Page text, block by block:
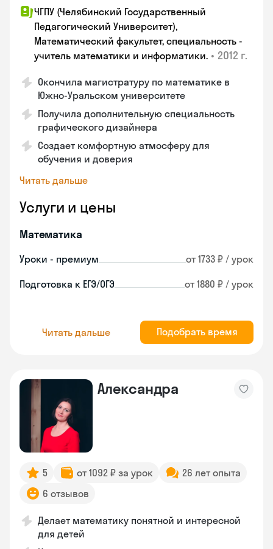
ЧГПУ (Челябинский Государственный
Педагогический Университет),
Математический факультет, специальность -
учитель математики и информатики. • 2012 г.
Окончила магистратуру по математике в
Южно-Уральском университете
Получила дополнительную специальность
графического дизайнера
Создает комфортную атмосферу для
обучения и доверия
Читать дальше
Услуги и цены
Математика
Уроки - премиум от 1733 ₽ / урок
Подготовка к ЕГЭ/ОГЭ от 1880 ₽ / урок
Читать дальше Подобрать время
Александра
5 от 1092 ₽ за урок
26 лет опыта
6 отзывов
Делает математику понятной и интересной
для детей